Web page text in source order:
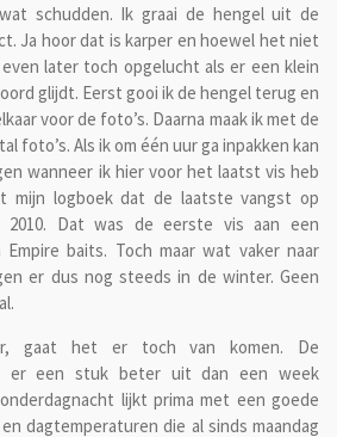
schudden. Ik graai de hengel uit de
Ja hoor dat is karper en hoewel het niet
later toch opgelucht als er een klein
glijdt. Eerst gooi ik de hengel terug en
voor de foto’s. Daarna maak ik met de
foto’s. Als ik om één uur ga inpakken kan
wanneer ik hier voor het laatst vis heb
mijn logboek dat de laatste vangst op
Dat was de eerste vis aan een
baits. Toch maar wat vaker naar
er dus nog steeds in de winter. Geen
gaat het er toch van komen. De
er een stuk beter uit dan een week
lijkt prima met een goede
dagtemperaturen die al sinds maandag